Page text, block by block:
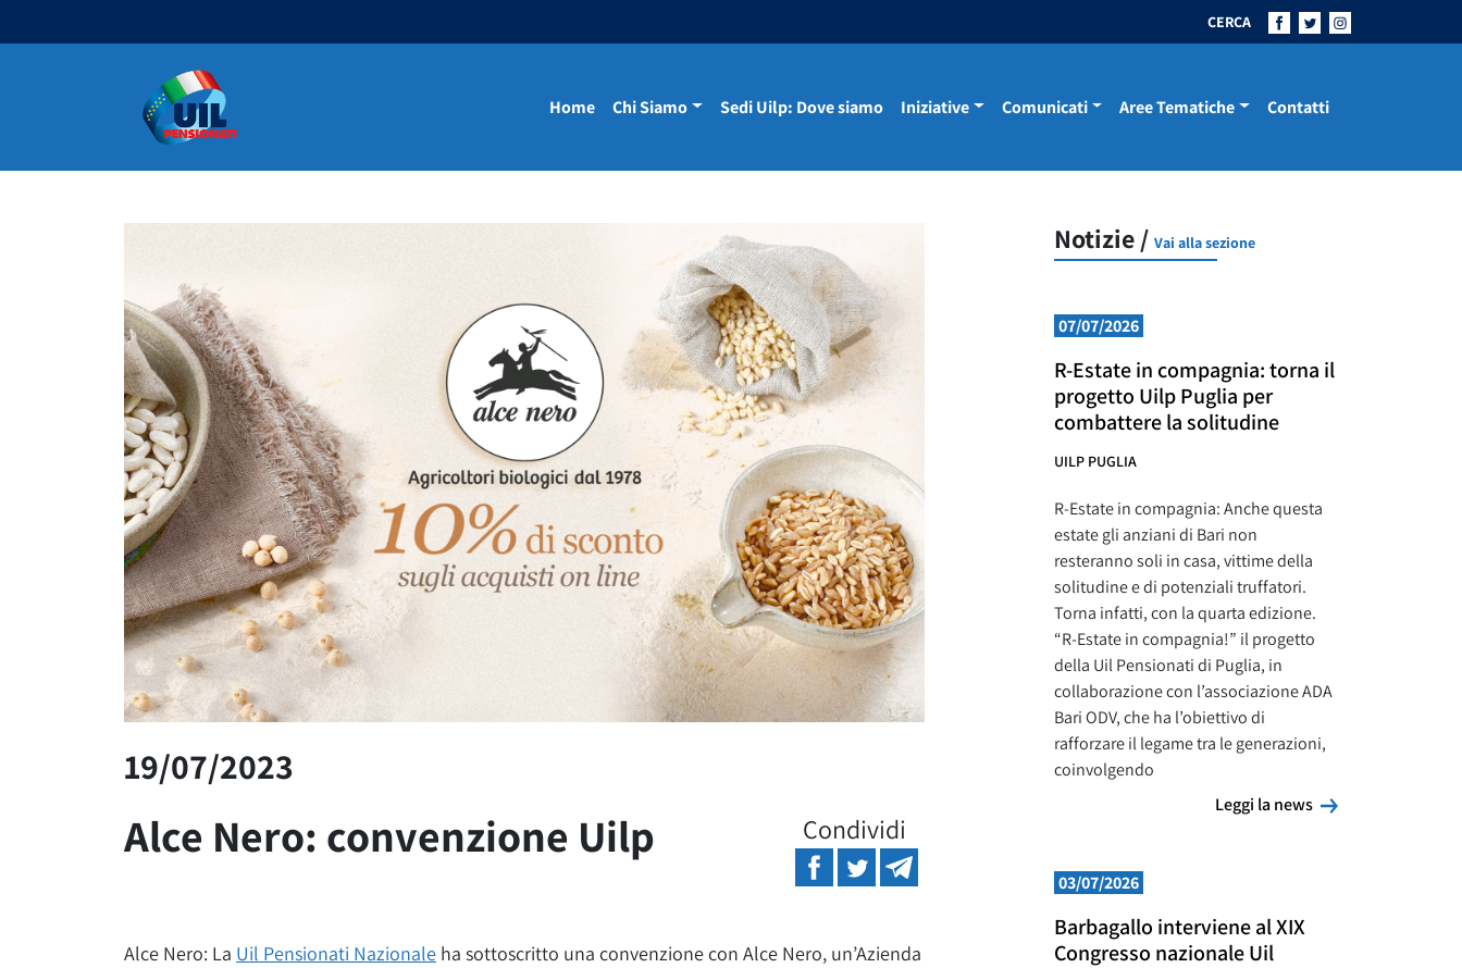
CERCA
Navigazione principale Home Chi Siamo Sedi Uilp: Dove siamo Iniziative Comunicati Aree Tematiche Contatti
19/07/2023
Alce Nero: convenzione Uilp Condividi
Alce Nero: La Uil Pensionati Nazionale ha sottoscritto una convenzione con Alce Nero, un’Azienda
Notizie / Vai alla sezione
07/07/2026
R-Estate in compagnia: torna il
progetto Uilp Puglia per
combattere la solitudine
UILP PUGLIA
R-Estate in compagnia: Anche questa
estate gli anziani di Bari non
resteranno soli in casa, vittime della
solitudine e di potenziali truffatori.
Torna infatti, con la quarta edizione.
“R-Estate in compagnia!” il progetto
della Uil Pensionati di Puglia, in
collaborazione con l’associazione ADA
Bari ODV, che ha l’obiettivo di
rafforzare il legame tra le generazioni,
coinvolgendo
Leggi la news
Leggi la news
03/07/2026
Barbagallo interviene al XIX
Congresso nazionale Uil